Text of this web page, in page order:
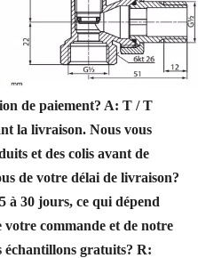
de paiement? A: T / T
la livraison. Nous vous
et des colis avant de
de votre délai de livraison?
à 30 jours, ce qui dépend
commande et de notre
échantillons gratuits? R: